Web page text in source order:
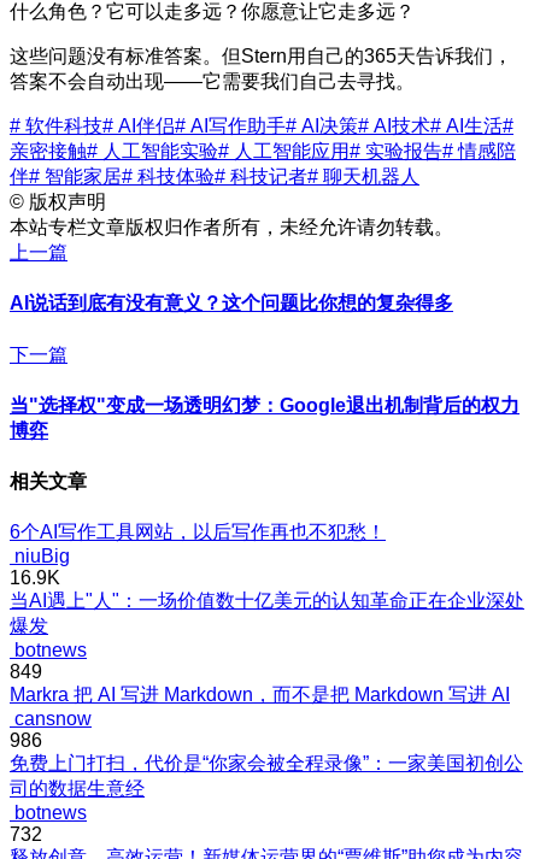
什么角色？它可以走多远？你愿意让它走多远？
这些问题没有标准答案。但Stern用自己的365天告诉我们，
答案不会自动出现——它需要我们自己去寻找。
# 软件科技# AI伴侣# AI写作助手# AI决策# AI技术# AI生活#
亲密接触# 人工智能实验# 人工智能应用# 实验报告# 情感陪
伴# 智能家居# 科技体验# 科技记者# 聊天机器人
© 版权声明
本站专栏文章版权归作者所有，未经允许请勿转载。
上一篇
AI说话到底有没有意义？这个问题比你想的复杂得多
下一篇
当"选择权"变成一场透明幻梦：Google退出机制背后的权力
博弈
相关文章
6个AI写作工具网站，以后写作再也不犯愁！
niuBig
16.9K
当AI遇上"人"：一场价值数十亿美元的认知革命正在企业深处
爆发
botnews
849
Markra 把 AI 写进 Markdown，而不是把 Markdown 写进 AI
cansnow
986
免费上门打扫，代价是“你家会被全程录像”：一家美国初创公
司的数据生意经
botnews
732